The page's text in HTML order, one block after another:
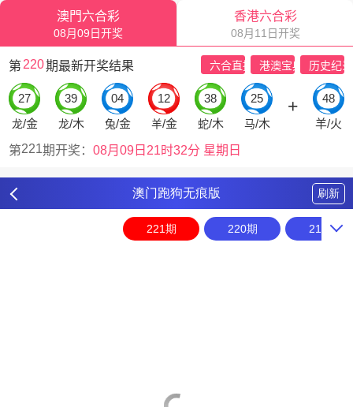
澳门跑狗无痕版 刷新
221期 220期 219期